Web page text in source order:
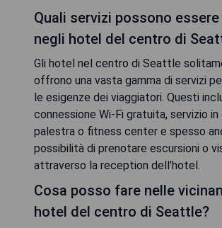
Quali servizi possono
negli hotel del centro di
Gli hotel nel centro di Seattle
offrono una vasta gamma di servizi
le esigenze dei viaggiatori. Questi
connessione Wi-Fi gratuita, servizio in
palestra o fitness center e spesso
possibilità di prenotare escursioni o
attraverso la reception dell'hotel.
Cosa posso fare nelle
hotel del centro di Seattle?